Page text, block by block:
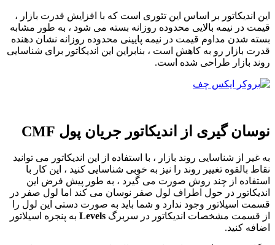
این اندیکاتور بر اساس این تئوری است که با افزایش قدرت بازار ،
قیمت در نیمه بالایی محدوده روزانه بسته می شود ، به طور مشابه
بسته شدن مداوم قیمت در نیمه پایینی محدوده روزانه نشان دهنده
قدرت بازار رو به کاهش است ، بنابراین این اندیکاتور برای شناسایی
روند بازار طراحی شده است.
نوسان گیری از اندیکاتور جریان پول CMF
به غیر از شناسایی روند بازار ، با استفاده از این اندیکاتور می توانید
نقاط بالقوه تغییر روند را نیز به خوبی شناسایی کنید ، این کار با
استفاده از چند روش صورت می گیرد ، به طور پیش فرض این
اندیکاتور در حول اطراف لول صفر نوسان می کند اما لول صفر در
قسمت اسیلاتور وجود ندارد و شما باید به صورت دستی این لول را
از قسمت مشخصات اندیکاتور در سربرگ Levels به پنجره اسیلاتور
اضافه کنید.